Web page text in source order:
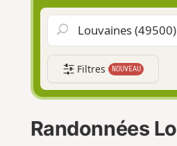
Filtres NOUVEAU
Randonnées